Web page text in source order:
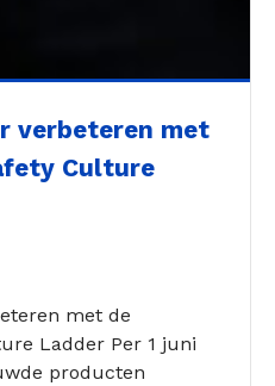
verbeteren met
Culture
met de
Ladder Per 1 juni
producten